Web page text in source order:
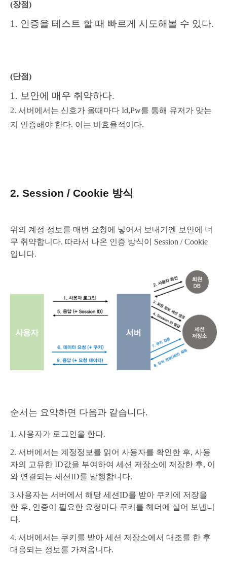
(장점)
1. 인증을 테스트 할 때 빠르게 시도해볼 수 있다.
(단점)
1. 보안에 매우 취약하다.
2. 서버에서는 신호가 올때마다 Id,Pw를 통해 유저가 맞는
지 인증해야 한다. 이는 비효율적이다.
2. Session / Cookie 방식
위의 계정 정보를 매번 요청에 넣어서 보내기엔 보안에 너
무 취약합니다. 따라서 나온 인증 방식이 Session / Cookie
입니다.
순서는 요약하면 다음과 같습니다.
1. 사용자가 로그인을 한다.
2. 서버에서는 계정정보를 읽어 사용자를 확인한 후, 사용
자의 고유한 ID값을 부여하여 세션 저장소에 저장한 후, 이
와 연결되는 세션ID를 발행합니다.
3 사용자는 서버에서 해당 세션ID를 받아 쿠키에 저장을
한 후, 인증이 필요한 요청마다 쿠키를 헤더에 실어 보냅니
다.
4. 서버에서는 쿠키를 받아 세션 저장소에서 대조를 한 후
대응되는 정보를 가져옵니다.